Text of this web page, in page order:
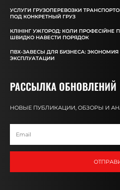
УСЛУГИ ГРУЗОПЕРЕВОЗКИ
ПОД КОНКРЕТНЫЙ ГРУЗ
КЛІНІНГ УЖГОРОД: КОЛИ
ШВИДКО НАВЕСТИ ПОРЯДОК
ПВХ-ЗАВЕСЫ ДЛЯ БИЗНЕСА:
ЭКСПЛУАТАЦИИ
РАССЫЛКА ОБНОВЛЕНИЙ
НОВЫЕ ПУБЛИКАЦИИ, ОБЗОРЫ И